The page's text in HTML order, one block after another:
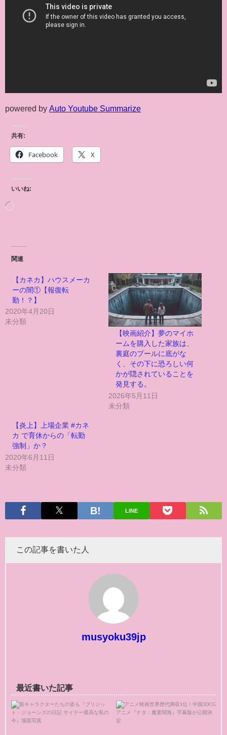
powered by Auto Youtube Summarize
共有:
Facebook X
いいね:
関連
【カネカ】ハウスメーカ
ーの闇①【報復転
勤！？】
2020年4月20日
未分類
【映画紹介】夢のマイホ
ームを購入した家族は、
裏庭のプールに底がな
く、その下に恐ろしい何
かが隠されていることを
発見する。
2026年5月11日
未分類
【炎上】上場企業 #カネ
カ で育休からの「転勤
強制」か？
2020年6月11日
未分類
LINE
この記事を書いた人
musyoku39jp
最近書いた記事